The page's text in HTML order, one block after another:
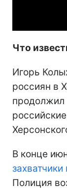
Что
Игорь
россиян в
продолжил
В конце
Полиция